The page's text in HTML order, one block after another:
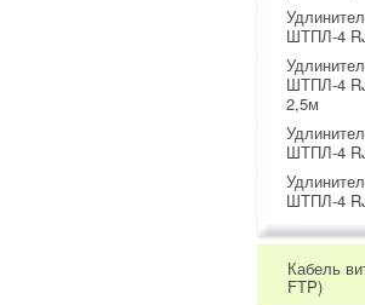
ШТПЛ-4
ШТПЛ-4
2,5м
ШТПЛ-4
ШТПЛ-4
Кабель
FTP)